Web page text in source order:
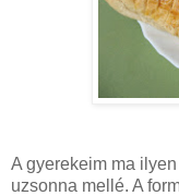
A gyerekeim ma
uzsonna mellé. A